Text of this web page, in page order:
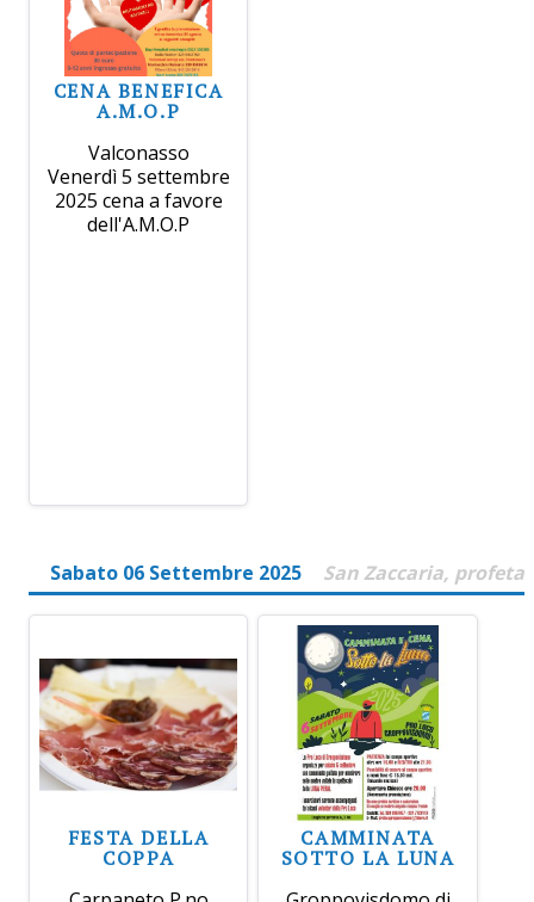
CENA BENEFICA
A.M.O.P
Valconasso
Venerdì 5 settembre
2025 cena a favore
dell'A.M.O.P
Sabato 06 Settembre 2025 San Zaccaria, profeta
FESTA DELLA
COPPA
CAMMINATA
SOTTO LA LUNA